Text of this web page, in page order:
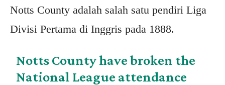
Notts County adalah salah satu pendiri Liga
Divisi Pertama di Inggris pada 1888.
Notts County have broken the
National League attendance